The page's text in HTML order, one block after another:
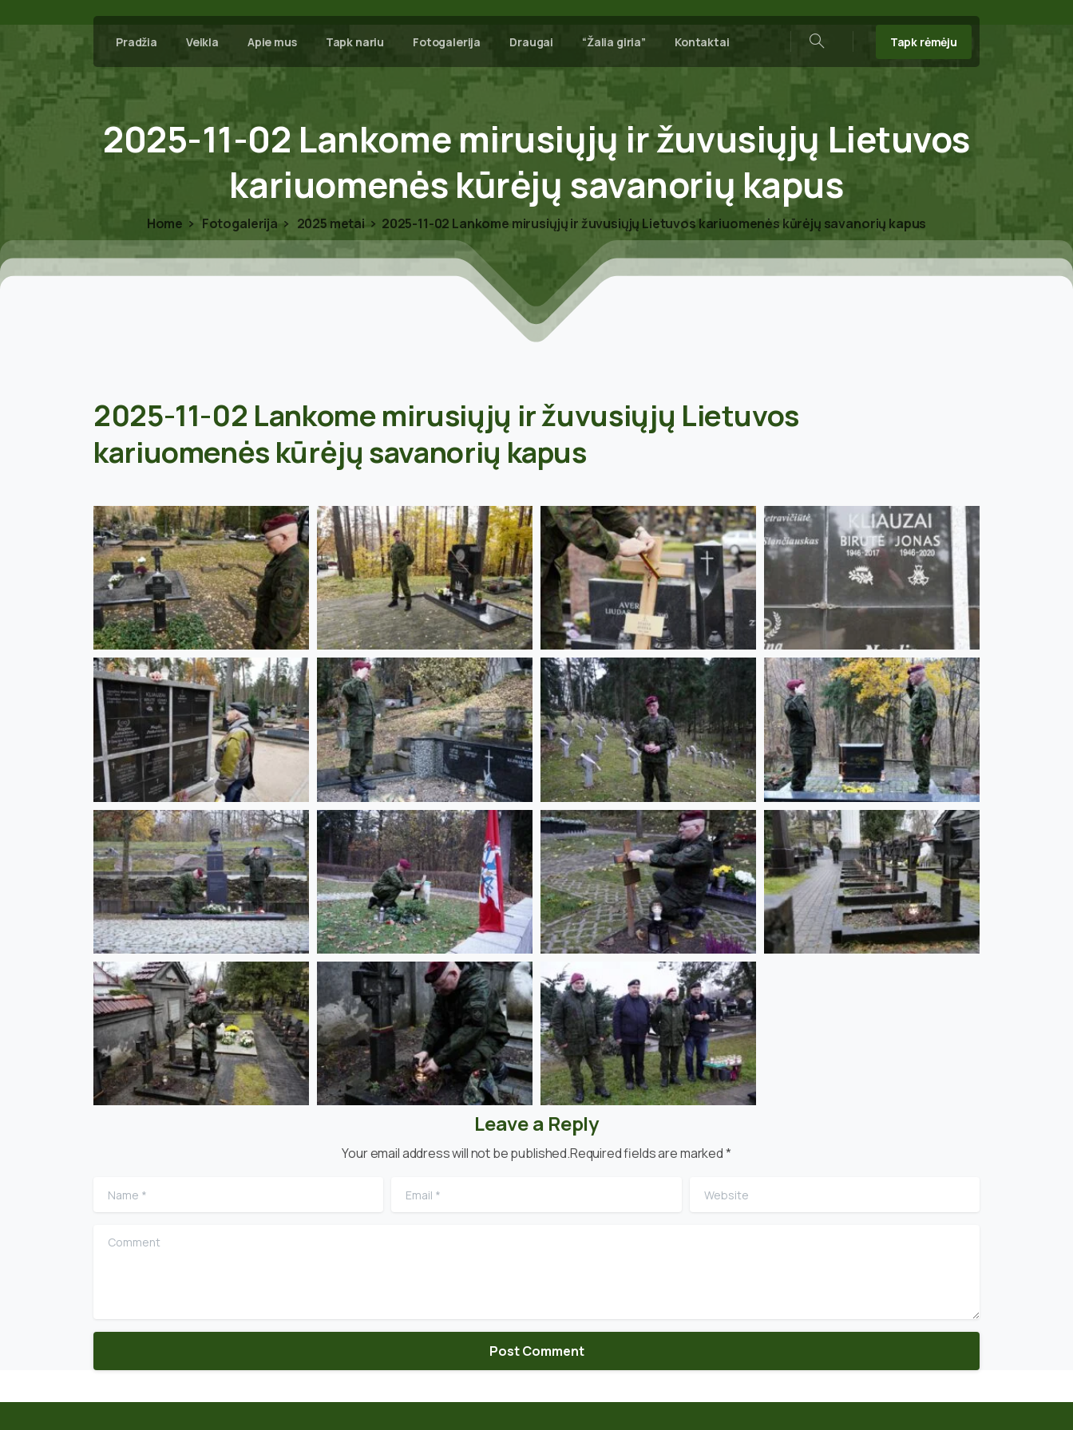
Pradžia Veikla Apie mus Tapk nariu Fotogalerija Draugai “Žalia giria” Kontaktai
Search
Tapk rėmėju
2025-11-02 Lankomemirusiųjų iržuvusiųjų Lietuvos
kariuomenės kūrėjų savanoriųkapus
Home Fotogalerija 2025 metai 2025-11-02 Lankome mirusiųjų ir žuvusiųjų Lietuvos kariuomenės kūrėjų savanorių kapus
2025-11-02 Lankome mirusiųjų ir žuvusiųjų Lietuvos
kariuomenės kūrėjų savanorių kapus
Leave a Reply
Your email address will not be published.Required fields are marked *
Name
Email Website
Comment